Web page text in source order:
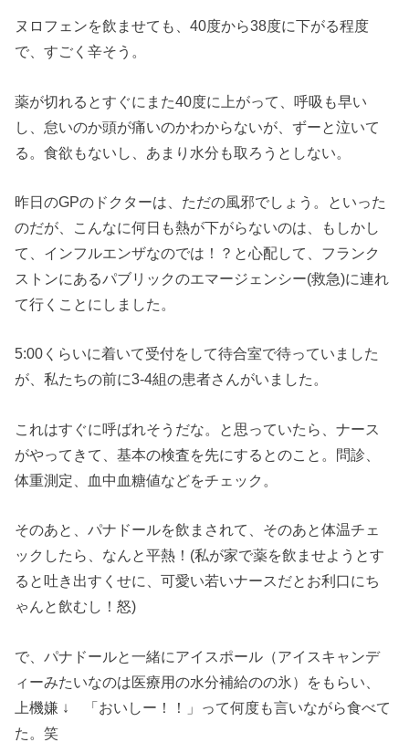
ヌロフェンを飲ませても、40度から38度に下がる程度
で、すごく辛そう。
薬が切れるとすぐにまた40度に上がって、呼吸も早い
し、怠いのか頭が痛いのかわからないが、ずーと泣いて
る。食欲もないし、あまり水分も取ろうとしない。
昨日のGPのドクターは、ただの風邪でしょう。といった
のだが、こんなに何日も熱が下がらないのは、もしかし
て、インフルエンザなのでは！？と心配して、フランク
ストンにあるパブリックのエマージェンシー(救急)に連れ
て行くことにしました。
5:00くらいに着いて受付をして待合室で待っていました
が、私たちの前に3-4組の患者さんがいました。
これはすぐに呼ばれそうだな。と思っていたら、ナース
がやってきて、基本の検査を先にするとのこと。問診、
体重測定、血中血糖値などをチェック。
そのあと、パナドールを飲まされて、そのあと体温チェ
ックしたら、なんと平熱！(私が家で薬を飲ませようとす
ると吐き出すくせに、可愛い若いナースだとお利口にち
ゃんと飲むし！怒)
で、パナドールと一緒にアイスポール（アイスキャンデ
ィーみたいなのは医療用の水分補給のの氷）をもらい、
上機嫌 ↓ 「おいしー！！」って何度も言いながら食べて
た。笑